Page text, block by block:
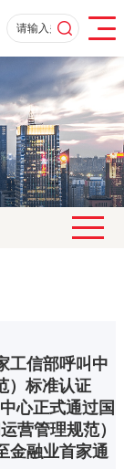
CCSO（服务质量和
工信部呼叫中
）标准认证
心正式通过国
营管理规范）
金融业首家通